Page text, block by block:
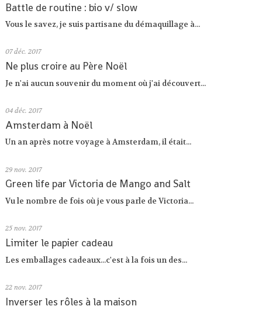
Battle de routine : bio v/ slow
Vous le savez, je suis partisane du démaquillage à...
07 déc. 2017
Ne plus croire au Père Noël
Je n'ai aucun souvenir du moment où j'ai découvert...
04 déc. 2017
Amsterdam à Noël
Un an après notre voyage à Amsterdam, il était...
29 nov. 2017
Green life par Victoria de Mango and Salt
Vu le nombre de fois où je vous parle de Victoria...
25 nov. 2017
Limiter le papier cadeau
Les emballages cadeaux...c'est à la fois un des...
22 nov. 2017
Inverser les rôles à la maison